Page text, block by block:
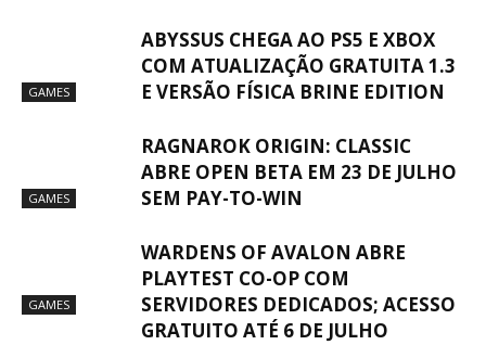
GAMES
ABYSSUS CHEGA AO PS5 E XBOX
COM ATUALIZAÇÃO GRATUITA 1.3
E VERSÃO FÍSICA BRINE EDITION
GAMES
RAGNAROK ORIGIN: CLASSIC
ABRE OPEN BETA EM 23 DE JULHO
SEM PAY-TO-WIN
GAMES
WARDENS OF AVALON ABRE
PLAYTEST CO-OP COM
SERVIDORES DEDICADOS; ACESSO
GRATUITO ATÉ 6 DE JULHO